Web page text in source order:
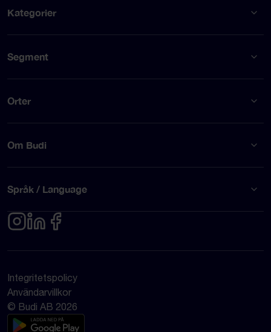
Kategorier
Segment
Orter
Om Budi
Språk / Language
Integritetspolicy
Användarvillkor
© Budi AB 2026